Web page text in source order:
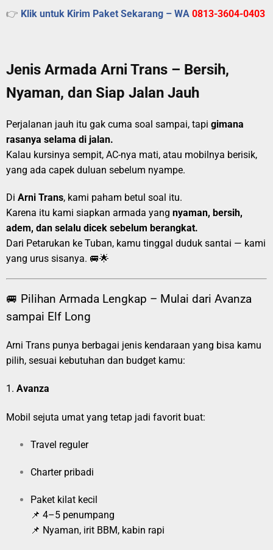
👉 Klik untuk Kirim Paket Sekarang – WA 0813-3604-0403
Jenis Armada Arni Trans – Bersih,
Nyaman, dan Siap Jalan Jauh
Perjalanan jauh itu gak cuma soal sampai, tapi gimana
rasanya selama di jalan.
Kalau kursinya sempit, AC-nya mati, atau mobilnya berisik,
yang ada capek duluan sebelum nyampe.
Di Arni Trans, kami paham betul soal itu.
Karena itu kami siapkan armada yang nyaman, bersih,
adem, dan selalu dicek sebelum berangkat.
Dari Petarukan ke Tuban, kamu tinggal duduk santai — kami
yang urus sisanya. 🚐🌟
🚐 Pilihan Armada Lengkap – Mulai dari Avanza
sampai Elf Long
Arni Trans punya berbagai jenis kendaraan yang bisa kamu
pilih, sesuai kebutuhan dan budget kamu:
1. Avanza
Mobil sejuta umat yang tetap jadi favorit buat:
Travel reguler
Charter pribadi
Paket kilat kecil
📌 4–5 penumpang
📌 Nyaman, irit BBM, kabin rapi